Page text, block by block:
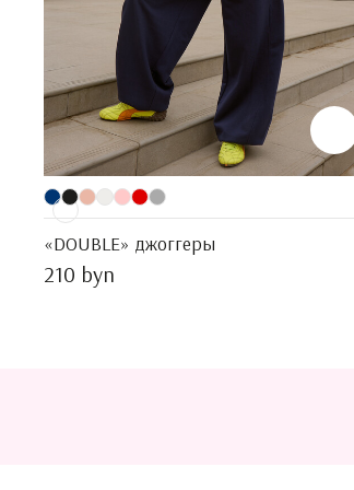
«DOUBLE» джоггеры
210 byn